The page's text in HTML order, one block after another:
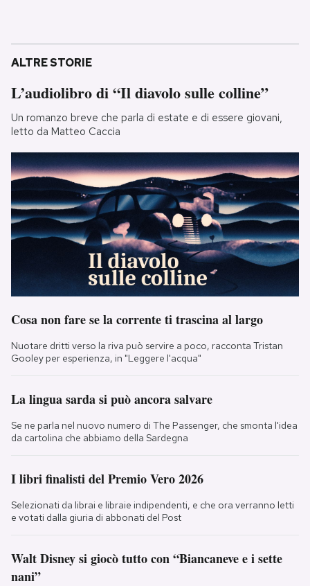
ALTRE STORIE
L’audiolibro di “Il diavolo sulle colline”
Un romanzo breve che parla di estate e di essere giovani,
letto da Matteo Caccia
Cosa non fare se la corrente ti trascina al largo
Nuotare dritti verso la riva può servire a poco, racconta Tristan
Gooley per esperienza, in "Leggere l'acqua"
La lingua sarda si può ancora salvare
Se ne parla nel nuovo numero di The Passenger, che smonta l'idea
da cartolina che abbiamo della Sardegna
I libri finalisti del Premio Vero 2026
Selezionati da librai e libraie indipendenti, e che ora verranno letti
e votati dalla giuria di abbonati del Post
Walt Disney si giocò tutto con “Biancaneve e i sette
nani”